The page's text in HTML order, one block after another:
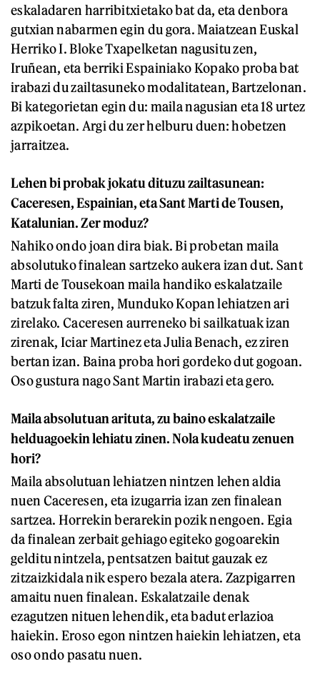
eskaladaren harribitxietako bat da, eta denbora
gutxian nabarmen egin du gora. Maiatzean Euskal
Herriko I. Bloke Txapelketan nagusitu zen,
Iruñean, eta berriki Espainiako Kopako proba bat
irabazi du zailtasuneko modalitatean, Bartzelonan.
Bi kategorietan egin du: maila nagusian eta 18 urtez
azpikoetan. Argi du zer helburu duen: hobetzen
jarraitzea.
Lehen bi probak jokatu dituzu zailtasunean:
Caceresen, Espainian, eta Sant Marti de Tousen,
Katalunian. Zer moduz?
Nahiko ondo joan dira biak. Bi probetan maila
absolutuko finalean sartzeko aukera izan dut. Sant
Marti de Tousekoan maila handiko eskalatzaile
batzuk falta ziren, Munduko Kopan lehiatzen ari
zirelako. Caceresen aurreneko bi sailkatuak izan
zirenak, Iciar Martinez eta Julia Benach, ez ziren
bertan izan. Baina proba hori gordeko dut gogoan.
Oso gustura nago Sant Martin irabazi eta gero.
Maila absolutuan arituta, zu baino eskalatzaile
helduagoekin lehiatu zinen. Nola kudeatu zenuen
hori?
Maila absolutuan lehiatzen nintzen lehen aldia
nuen Caceresen, eta izugarria izan zen finalean
sartzea. Horrekin berarekin pozik nengoen. Egia
da finalean zerbait gehiago egiteko gogoarekin
gelditu nintzela, pentsatzen baitut gauzak ez
zitzaizkidala nik espero bezala atera. Zazpigarren
amaitu nuen finalean. Eskalatzaile denak
ezagutzen nituen lehendik, eta badut erlazioa
haiekin. Eroso egon nintzen haiekin lehiatzen, eta
oso ondo pasatu nuen.